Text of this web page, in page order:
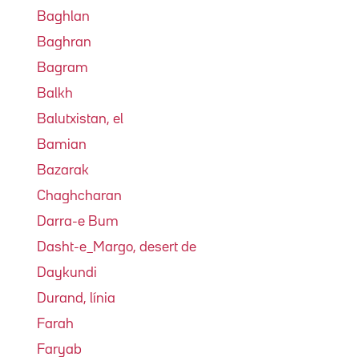
Baghlan
Baghran
Bagram
Balkh
Balutxistan, el
Bamian
Bazarak
Chaghcharan
Darra-e Bum
Dasht-e_Margo, desert de
Daykundi
Durand, línia
Farah
Faryab